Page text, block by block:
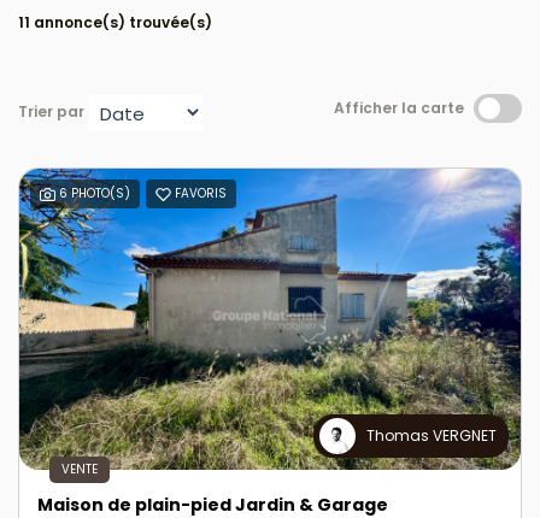
11 annonce(s) trouvée(s)
Trier par Afficher la carte
6 PHOTO(S) FAVORIS
Thomas VERGNET
VENTE
Maison de plain-pied Jardin & Garage